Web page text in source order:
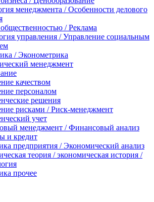
менеджмента / Особенности делового
/ Реклама
управления / Управление социальным
/ Эконометрика
менеджмент
качеством
персоналом
решения
рисками / Риск-менеджмент
учет
менеджмент / Финансовый анализ
и кредит
предприятия / Экономический анализ
теория / экономическая история /
прочее